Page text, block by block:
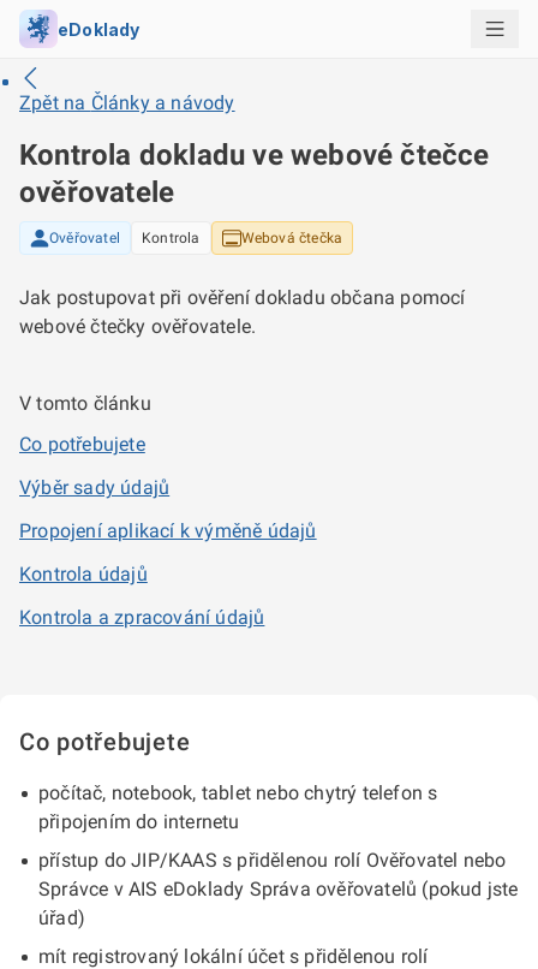
eDoklady
Zpět na Články a návody
Kontrola dokladu ve webové čtečce
ověřovatele
Ověřovatel Kontrola Webová čtečka
Jak postupovat při ověření dokladu občana pomocí
webové čtečky ověřovatele.
V tomto článku
Co potřebujete
Výběr sady údajů
Propojení aplikací k výměně údajů
Kontrola údajů
Kontrola a zpracování údajů
Co potřebujete
počítač, notebook, tablet nebo chytrý telefon s
připojením do internetu
přístup do JIP/KAAS s přidělenou rolí Ověřovatel nebo
Správce v AIS eDoklady Správa ověřovatelů (pokud jste
úřad)
mít registrovaný lokální účet s přidělenou rolí